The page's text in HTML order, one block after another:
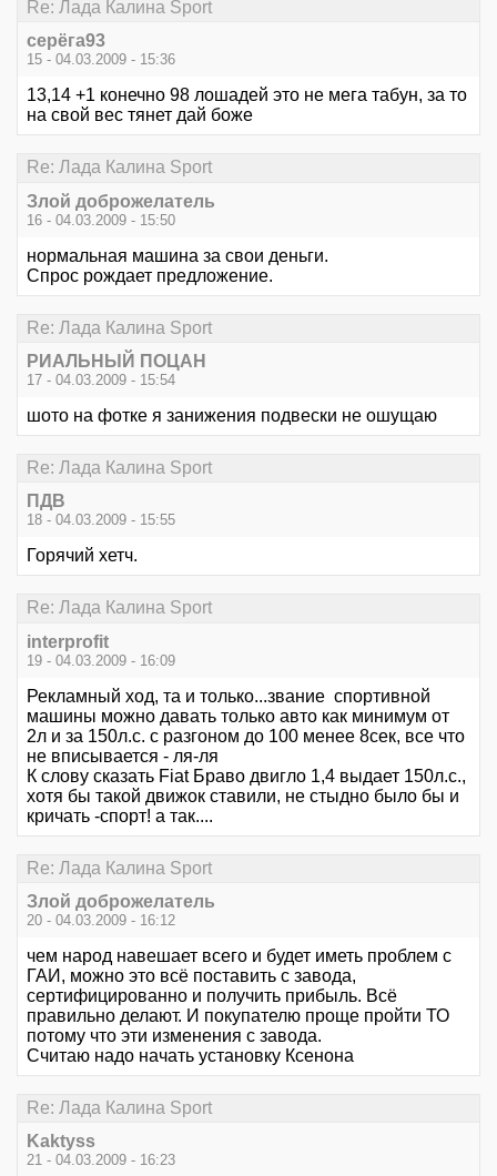
Re: Лада Калина Sport
серёга93
15 - 04.03.2009 - 15:36
13,14 +1 конечно 98 лошадей это не мега табун, за то
на свой вес тянет дай боже
Re: Лада Калина Sport
Злой доброжелатель
16 - 04.03.2009 - 15:50
нормальная машина за свои деньги.
Спрос рождает предложение.
Re: Лада Калина Sport
РИАЛЬНЫЙ ПОЦАН
17 - 04.03.2009 - 15:54
шото на фотке я занижения подвески не ошущаю
Re: Лада Калина Sport
ПДВ
18 - 04.03.2009 - 15:55
Горячий хетч.
Re: Лада Калина Sport
interprofit
19 - 04.03.2009 - 16:09
Рекламный ход, та и только...звание спортивной
машины можно давать только авто как минимум от
2л и за 150л.с. с разгоном до 100 менее 8сек, все что
не вписывается - ля-ля
К слову сказать Fiat Браво двигло 1,4 выдает 150л.с.,
хотя бы такой движок ставили, не стыдно было бы и
кричать -спорт! а так....
Re: Лада Калина Sport
Злой доброжелатель
20 - 04.03.2009 - 16:12
чем народ навешает всего и будет иметь проблем с
ГАИ, можно это всё поставить с завода,
сертифицированно и получить прибыль. Всё
правильно делают. И покупателю проще пройти ТО
потому что эти изменения с завода.
Считаю надо начать установку Ксенона
Re: Лада Калина Sport
Kaktyss
21 - 04.03.2009 - 16:23